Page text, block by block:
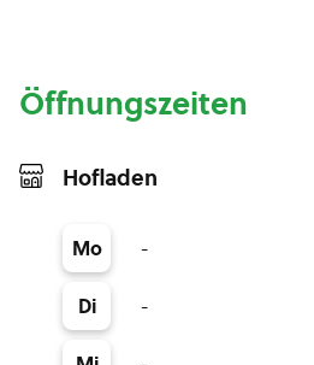
Öffnungszeiten
Hofladen
Mo -
Di -